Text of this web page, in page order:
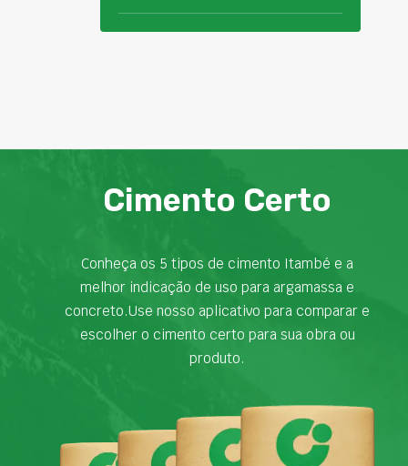
Cimento Certo
Conheça os 5 tipos de cimento Itambé e a
melhor indicação de uso para argamassa e
concreto.Use nosso aplicativo para comparar e
escolher o cimento certo para sua obra ou
produto.